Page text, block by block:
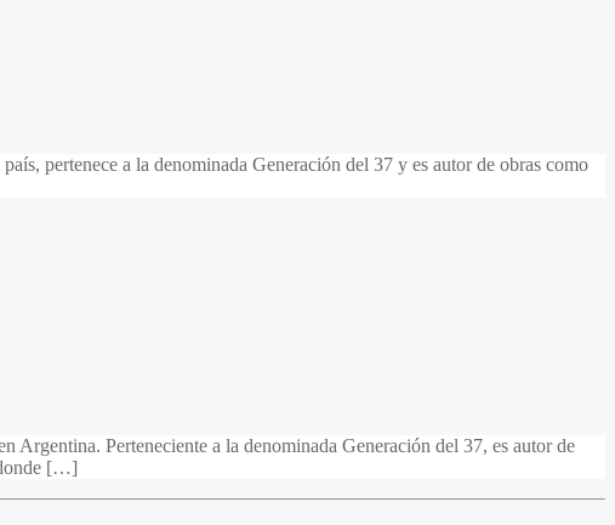
pertenece a la denominada Generación del 37 y es autor de obras como
Argentina. Perteneciente a la denominada Generación del 37, es autor de
[…]